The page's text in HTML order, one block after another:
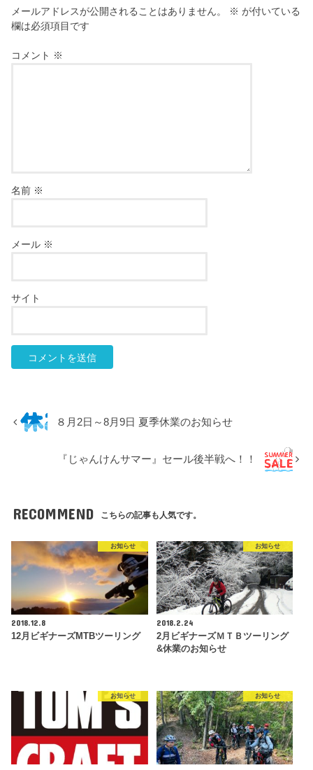
メールアドレスが公開されることはありません。 ※ が付いている
欄は必須項目です
コメント ※
名前 ※
メール ※
サイト
８月2日～8月9日 夏季休業のお知らせ
『じゃんけんサマー』セール後半戦へ！！
RECOMMEND こちらの記事も人気です。
お知らせ
2018.12.8
12月ビギナーズMTBツーリング
お知らせ
2018.2.24
2月ビギナーズＭＴＢツーリング
&休業のお知らせ
お知らせ お知らせ